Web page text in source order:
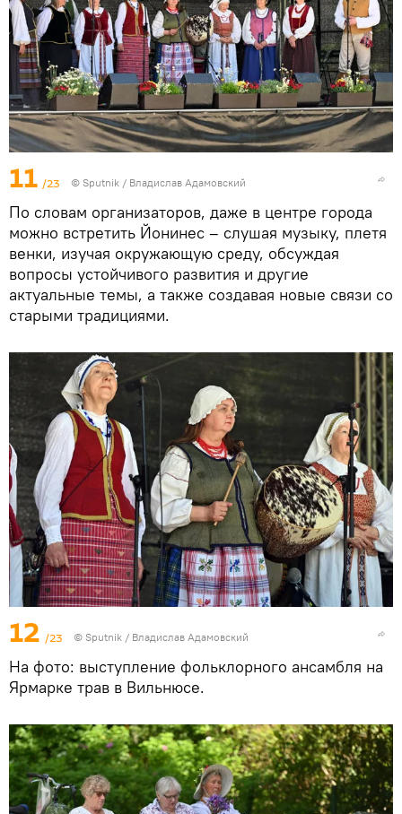
11 /23 © Sputnik / Владислав Адамовский
По словам организаторов, даже в центре города
можно встретить Йонинес – слушая музыку, плетя
венки, изучая окружающую среду, обсуждая
вопросы устойчивого развития и другие
актуальные темы, а также создавая новые связи со
старыми традициями.
12 /23 © Sputnik / Владислав Адамовский
На фото: выступление фольклорного ансамбля на
Ярмарке трав в Вильнюсе.